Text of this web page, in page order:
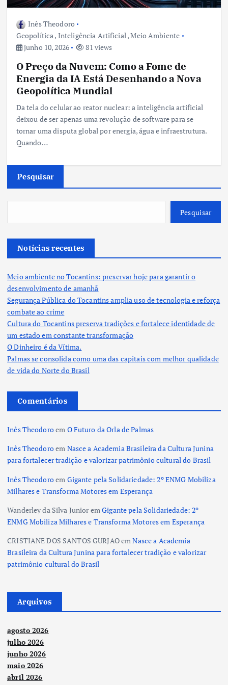
Inês Theodoro
Geopolítica, Inteligência Artificial,Meio Ambiente
junho 10, 2026
81 views
O Preço da Nuvem: Como a Fome de
Energia da IA Está Desenhando a Nova
Geopolítica Mundial
Da tela do celular ao reator nuclear: a inteligência artificial
deixou de ser apenas uma revolução de software para se
tornar uma disputa global por energia, água e infraestrutura.
Quando…
Pesquisar
Pesquisar
Notícias recentes
Meio ambiente no Tocantins: preservar hoje para garantir o
desenvolvimento de amanhã
Segurança Pública do Tocantins amplia uso de tecnologia e reforça
combate ao crime
Cultura do Tocantins preserva tradições e fortalece identidade de
um estado em constante transformação
O Dinheiro é da Vítima.
Palmas se consolida como uma das capitais com melhor qualidade
de vida do Norte do Brasil
Comentários
Inês Theodoroem O Futuro da Orla de Palmas
Inês Theodoroem Nasce a Academia Brasileira da Cultura Junina
para fortalecer tradição e valorizar patrimônio cultural do Brasil
Inês Theodoroem Gigante pela Solidariedade: 2º ENMG Mobiliza
Milhares e Transforma Motores em Esperança
Wanderley da Silva JunioremGigante pela Solidariedade: 2º
ENMG Mobiliza Milhares e Transforma Motores em Esperança
CRISTIANE DOS SANTOS GURJAOemNasce a Academia
Brasileira da Cultura Junina para fortalecer tradição e valorizar
patrimônio cultural do Brasil
Arquivos
agosto 2026
julho 2026
junho 2026
maio 2026
abril 2026